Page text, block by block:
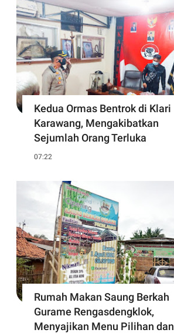
Kedua Ormas Bentrok di Klari
Karawang, Mengakibatkan
Sejumlah Orang Terluka
07:22
Rumah Makan Saung Berkah
Gurame Rengasdengklok,
Menyajikan Menu Pilihan dan